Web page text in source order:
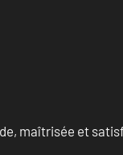
maîtrisée et